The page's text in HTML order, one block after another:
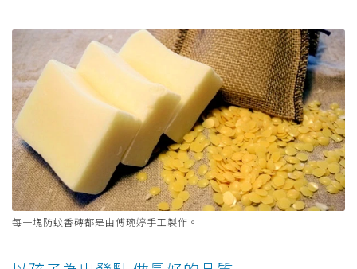
每一塊防蚊香磚都是由傅琬婷手工製作。